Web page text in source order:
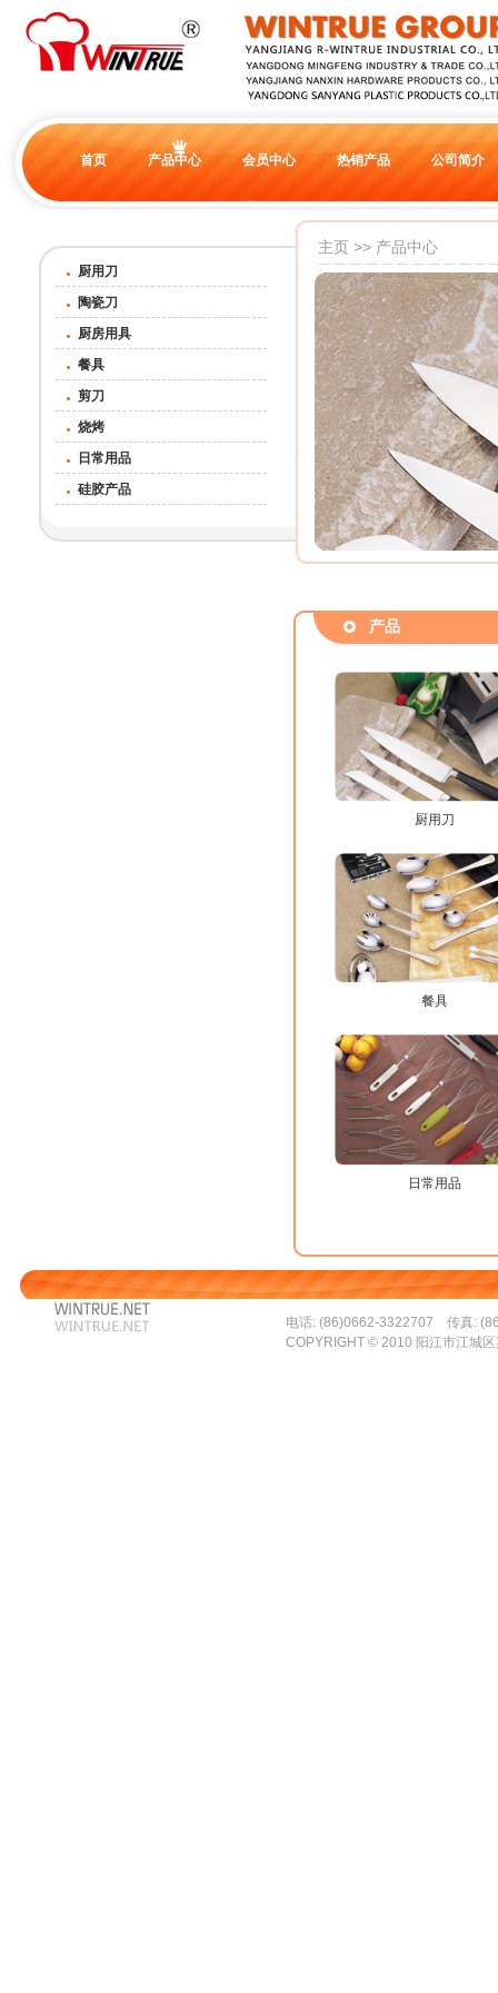
首页 产品中心 会员中心 热销产品 公司简介
厨用刀
陶瓷刀
厨房用具
餐具
剪刀
烧烤
日常用品
硅胶产品
主页 >> 产品中心
产品
厨用刀
餐具
日常用品
电话: (86)0662-3322707 传真:
COPYRIGHT © 2010 阳江市江城